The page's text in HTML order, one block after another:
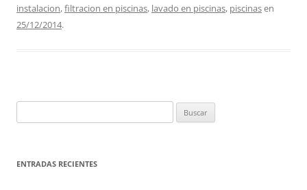
instalacion,filtracion en piscinas, lavado en piscinas, piscinasen
25/12/2014.
ENTRADAS RECIENTES